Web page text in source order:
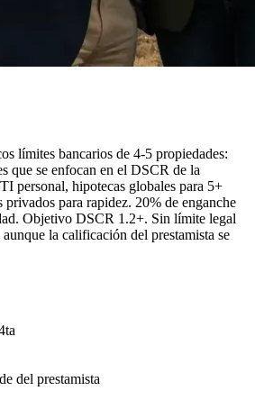
límites bancarios de 4-5 propiedades:
que se enfocan en el DSCR de la
personal, hipotecas globales para 5+
privados para rapidez. 20% de enganche
Objetivo DSCR 1.2+. Sin límite legal
la calificación del prestamista se
del prestamista